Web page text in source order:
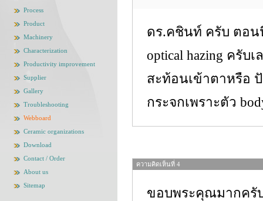
Process
Product
Machinery
Characterization
Productivity improvement
Supplier
Gallery
Troubleshooting
Webboard
Ceramic organizations
Download
Contact / Order
About us
Sitemap
ดร.คชินท์ ครับ ตอน
optical hazing ครับ
สะท้อนเข้าตาหรือ
กระจกเพราะตัว
ความคิดเห็นที่ 4
ขอบพระคุณมากครั